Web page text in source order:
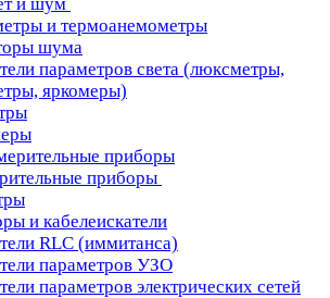
и термоанемометры
шума
параметров света (люксметры,
яркомеры)
приборы
и кабелеискатели
RLC (иммитанса)
параметров УЗО
параметров электрических сетей